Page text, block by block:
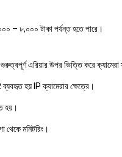
– ৮,০০০ টাকা পর্যন্ত হতে পারে।
এরিয়ার উপর ভিত্তি করে ক্যামেরা
হয় IP ক্যামেরার ক্ষেত্রে।
হয়।
থেকে মনিটরিং।